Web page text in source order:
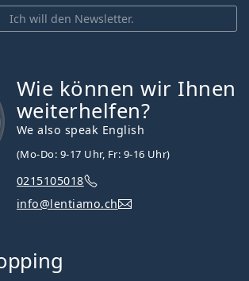
Ich will den Newsletter.
Wie können wir Ihnen
weiterhelfen?
We also speak English
(Mo-Do: 9-17 Uhr, Fr: 9-16 Uhr)
0215105018
info@lentiamo.ch